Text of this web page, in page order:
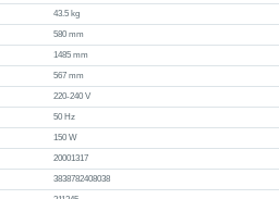
43.5 kg
580 mm
1485 mm
567 mm
220-240 V
50 Hz
150 W
20001317
3838782408038